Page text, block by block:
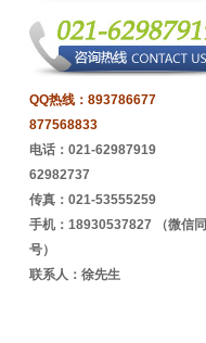
QQ热线： 893786677
877568833
电话：021-62987919
62982737
传真：021-53555259
手机：18930537827 （微信同
号）
联系人：徐先生